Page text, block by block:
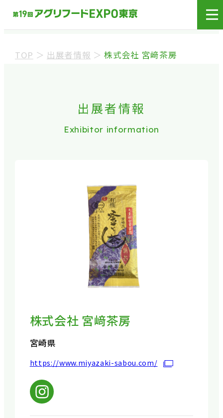
展示会場への入場には
来場登録が必要です。
来場事前登録（プレス）
※業界関係者を対象とした商談会であり、
TOP ＞ 出展者情報 ＞ 株式会社 宮﨑茶房
出展者情報
Exhibitor information
株式会社 宮﨑茶房
宮崎県
https://www.miyazaki-sabou.com/